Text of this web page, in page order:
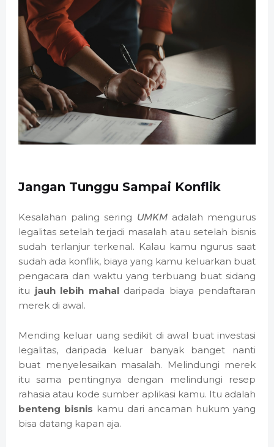
Jangan Tunggu Sampai Konflik
Kesalahan paling sering UMKMadalah mengurus
legalitas setelah terjadi masalah atau setelah bisnis
sudah terlanjur terkenal. Kalau kamu ngurus saat
sudah ada konflik, biaya yang kamu keluarkan buat
pengacara dan waktu yang terbuang buat sidang
itu jauh lebih mahaldaripada biaya pendaftaran
merek di awal.
Mending keluar uang sedikit di awal buat investasi
legalitas, daripada keluar banyak banget nanti
buat menyelesaikan masalah. Melindungi merek
itu sama pentingnya dengan melindungi resep
rahasia atau kode sumber aplikasi kamu. Itu adalah
benteng bisnis kamu dari ancaman hukum yang
bisa datang kapan aja.